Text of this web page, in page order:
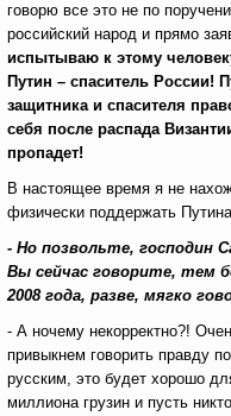
говорю все это не по
российский народ и прямо
испытываю к этому
Путин – спаситель России!
защитника и спасителя
себя после распада
пропадет!
В настоящее время я не
физически поддержать
- Но позвольте, господин
Вы сейчас говорите, тем
2008 года, разве, мягко
- А ночему некорректно?!
привыкнем говорить правду
русским, это будет хорошо
миллиона грузин и пусть